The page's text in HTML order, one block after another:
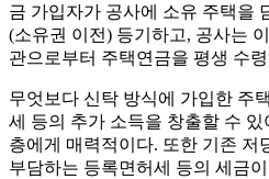
금 가입자가 공사에 소유 주택을
(소유권 이전) 등기하고, 공사는
관으로부터 주택연금을 평생 수
무엇보다 신탁 방식에 가입한 주
세 등의 추가 소득을 창출할 수
층에게 매력적이다. 또한 기존 저
부담하는 등록면허세 등의 세금